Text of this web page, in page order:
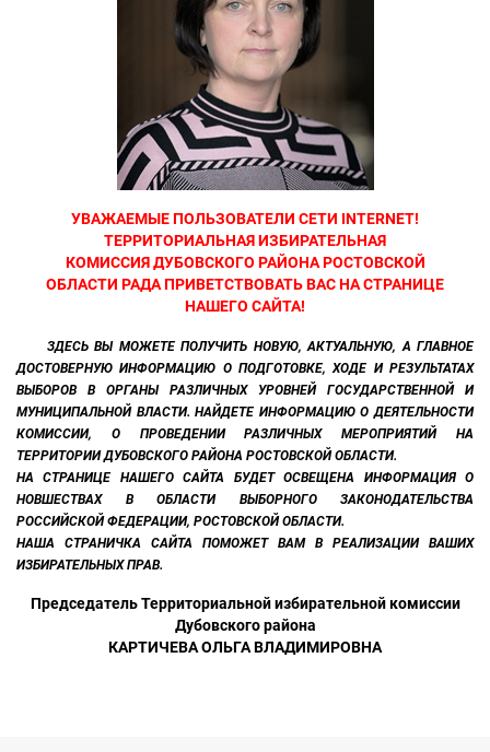
УВАЖАЕМЫЕ ПОЛЬЗОВАТЕЛИ СЕТИ INTERNET!
ТЕРРИТОРИАЛЬНАЯ ИЗБИРАТЕЛЬНАЯ
КОМИССИЯ ДУБОВСКОГО РАЙОНА РОСТОВСКОЙ
ОБЛАСТИ РАДА ПРИВЕТСТВОВАТЬ ВАС НА СТРАНИЦЕ
НАШЕГО САЙТА!
ЗДЕСЬ ВЫ МОЖЕТЕ ПОЛУЧИТЬ НОВУЮ, АКТУАЛЬНУЮ, А ГЛАВНОЕ
ДОСТОВЕРНУЮ ИНФОРМАЦИЮ О ПОДГОТОВКЕ, ХОДЕ И РЕЗУЛЬТАТАХ
ВЫБОРОВ В ОРГАНЫ РАЗЛИЧНЫХ УРОВНЕЙ ГОСУДАРСТВЕННОЙ И
МУНИЦИПАЛЬНОЙ ВЛАСТИ. НАЙДЕТЕ ИНФОРМАЦИЮ О ДЕЯТЕЛЬНОСТИ
КОМИССИИ, О ПРОВЕДЕНИИ РАЗЛИЧНЫХ МЕРОПРИЯТИЙ НА
ТЕРРИТОРИИ ДУБОВСКОГО РАЙОНА РОСТОВСКОЙ ОБЛАСТИ.
НА СТРАНИЦЕ НАШЕГО САЙТА БУДЕТ ОСВЕЩЕНА ИНФОРМАЦИЯ О
НОВШЕСТВАХ В ОБЛАСТИ ВЫБОРНОГО ЗАКОНОДАТЕЛЬСТВА
РОССИЙСКОЙ ФЕДЕРАЦИИ, РОСТОВСКОЙ ОБЛАСТИ.
НАША СТРАНИЧКА САЙТА ПОМОЖЕТ ВАМ В РЕАЛИЗАЦИИ ВАШИХ
ИЗБИРАТЕЛЬНЫХ ПРАВ.
Председатель Территориальной избирательной комиссии
Дубовского района
КАРТИЧЕВА ОЛЬГА ВЛАДИМИРОВНА